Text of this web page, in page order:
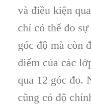
và điều kiện
chỉ có thể đo
góc độ mà còn
điểm của các
qua 12 góc đo.
cũng có độ